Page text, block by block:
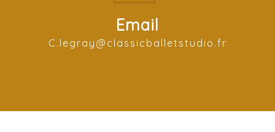
Email
c.legray@classicballetstudio.fr